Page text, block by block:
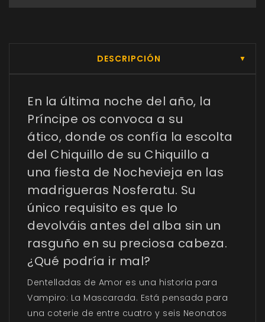
DESCRIPCIÓN ▼
En la última noche del año, la
Príncipe os convoca a su
ático, donde os confía la escolta
del Chiquillo de su Chiquillo a
una fiesta de Nochevieja en las
madrigueras Nosferatu. Su
único requisito es que lo
devolváis antes del alba sin un
rasguño en su preciosa cabeza.
¿Qué podría ir mal?
Dentelladas de Amor es una historia para
Vampiro: La Mascarada. Está pensada para
una coterie de entre cuatro y seis Neonatos